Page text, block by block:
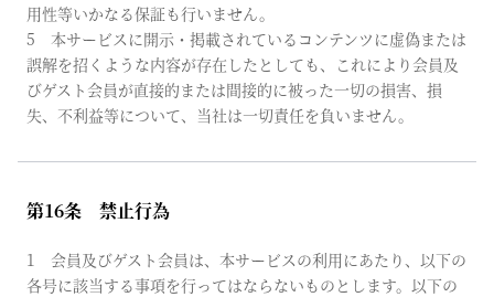
用性等いかなる保証も行いません。
5 本サービスに開示・掲載されているコンテンツに虚偽または
誤解を招くような内容が存在したとしても、これにより会員及
びゲスト会員が直接的または間接的に被った一切の損害、損
失、不利益等について、当社は一切責任を負いません。
第16条 禁止行為
1 会員及びゲスト会員は、本サービスの利用にあたり、以下の
各号に該当する事項を行ってはならないものとします。以下の